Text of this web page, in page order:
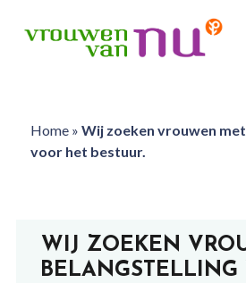
Home» Wij zoeken vrouwen
voor het bestuur.
WIJ ZOEKEN
BELANGSTELLING